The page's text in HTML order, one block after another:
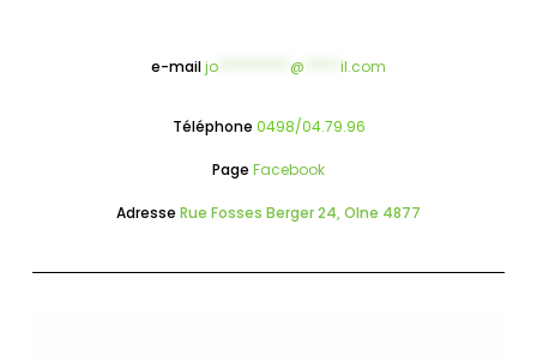
e-mailjo @ il.com
Téléphone 0498/04.79.96
Page Facebook
Adresse Rue Fosses Berger 24, Olne 4877